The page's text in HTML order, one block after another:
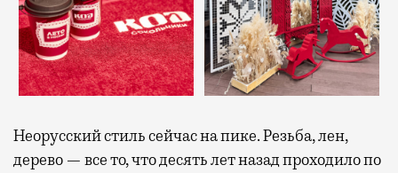
Неорусский стиль сейчас на пике. Резьба, лен,
дерево — все то, что десять лет назад проходило по